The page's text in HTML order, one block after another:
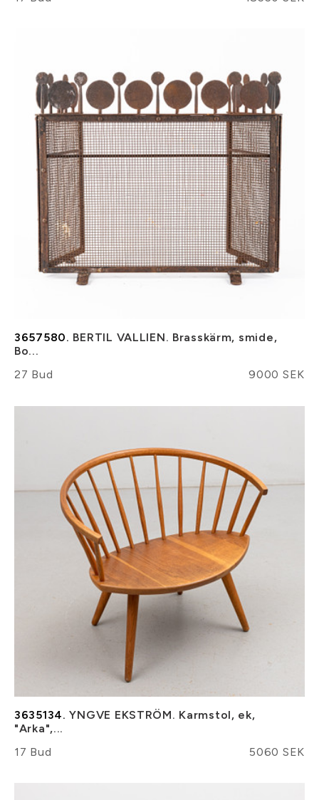
3657580. BERTIL VALLIEN. Brasskärm, smide,
Bo...
27 Bud
9000 SEK
3635134. YNGVE EKSTRÖM. Karmstol, ek,
"Arka",...
17 Bud
5060 SEK